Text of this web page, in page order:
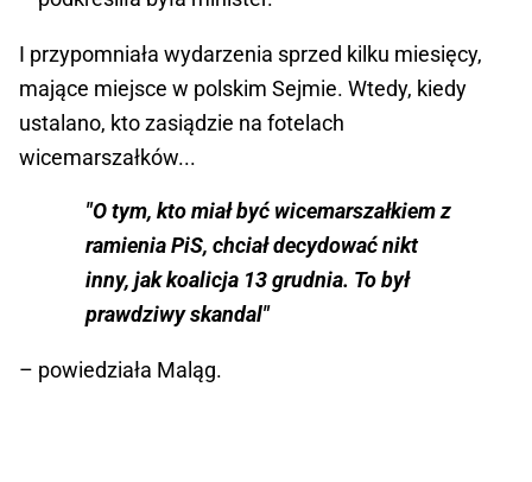
I przypomniała wydarzenia sprzed kilku miesięcy,
mające miejsce w polskim Sejmie. Wtedy, kiedy
ustalano, kto zasiądzie na fotelach
wicemarszałków...
"O tym, kto miał być wicemarszałkiem z
ramienia PiS, chciał decydować nikt
inny, jak koalicja 13 grudnia. To był
prawdziwy skandal"
– powiedziała Maląg.